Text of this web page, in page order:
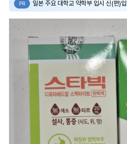
PR 일본 주요 대학교 약학부 입시 신(편)